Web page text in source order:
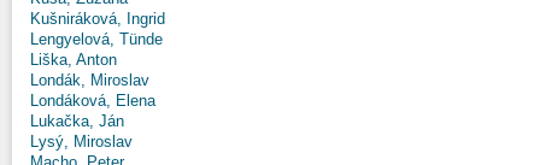
Kušniráková, Ingrid
Lengyelová, Tünde
Liška, Anton
Londák, Miroslav
Londáková, Elena
Lukačka, Ján
Lysý, Miroslav